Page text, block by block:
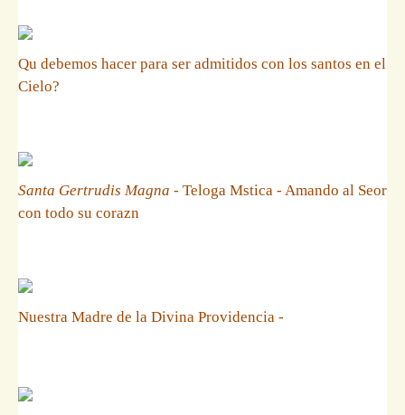
Qu debemos hacer para ser admitidos con los santos en el
Cielo?
Santa Gertrudis Magna - Teloga Mstica - Amando al Seor
con todo su corazn
Nuestra Madre de la Divina Providencia -